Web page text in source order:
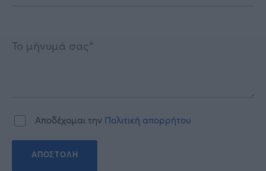
Αποδέχομαι την Πολιτική απορρήτου